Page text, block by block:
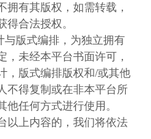
拥有其版权，如需转载，
得合法授权。
与版式编排，为独立拥有
，未经本平台书面许可，
，版式编排版权和/或其他
不得复制或在非本平台所
他任何方式进行使用。
以上内容的，我们将依法